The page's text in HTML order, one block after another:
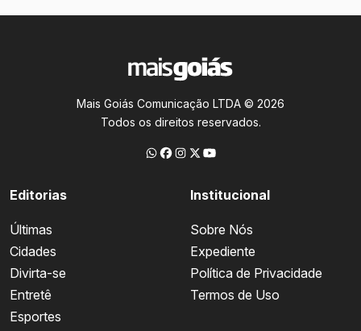
Mais Goiás Comunicação LTDA © 2026
Todos os direitos reservados.
Editorias
Últimas
Cidades
Divirta-se
Entretê
Esportes
Institucional
Sobre Nós
Expediente
Política de Privacidade
Termos de Uso